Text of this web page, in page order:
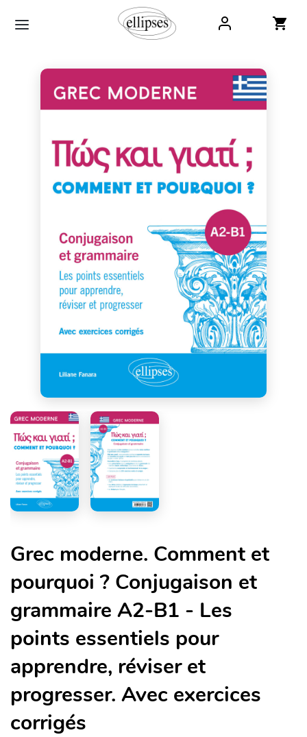
Grec moderne. Comment et
pourquoi ? Conjugaison et
grammaire A2-B1 - Les
points essentiels pour
apprendre, réviser et
progresser. Avec exercices
corrigés